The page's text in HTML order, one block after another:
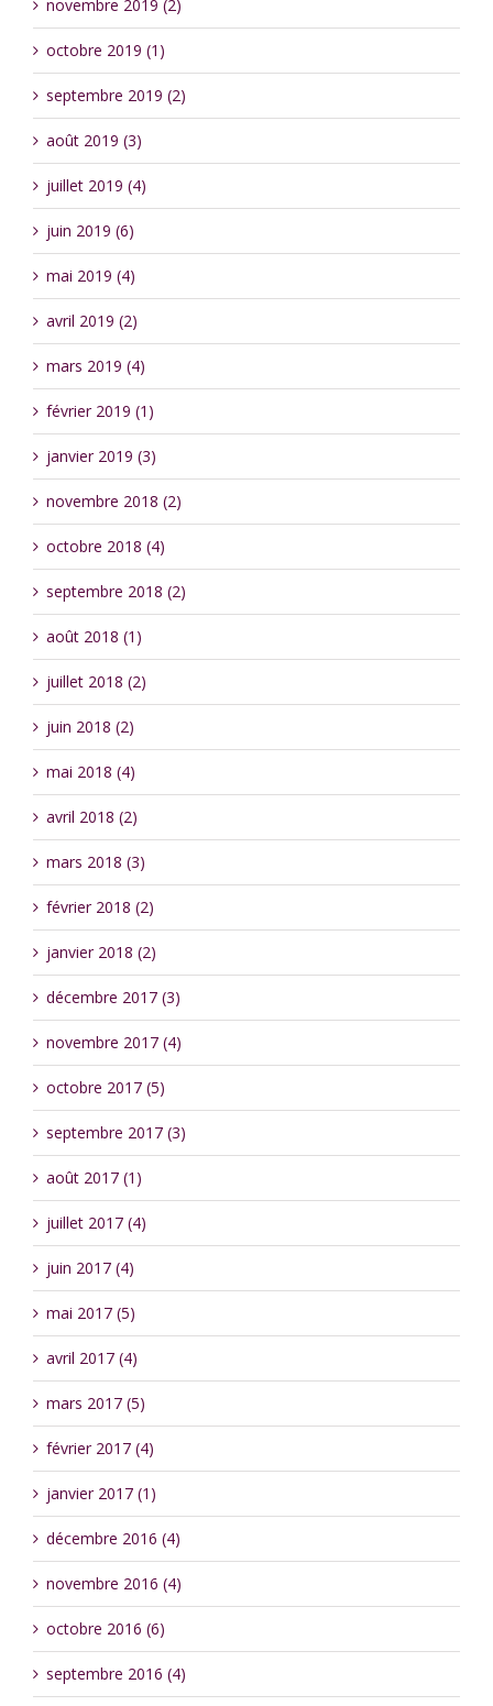
novembre 2019 (2)
octobre 2019 (1)
septembre 2019 (2)
août 2019 (3)
juillet 2019 (4)
juin 2019 (6)
mai 2019 (4)
avril 2019 (2)
mars 2019 (4)
février 2019 (1)
janvier 2019 (3)
novembre 2018 (2)
octobre 2018 (4)
septembre 2018 (2)
août 2018 (1)
juillet 2018 (2)
juin 2018 (2)
mai 2018 (4)
avril 2018 (2)
mars 2018 (3)
février 2018 (2)
janvier 2018 (2)
décembre 2017 (3)
novembre 2017 (4)
octobre 2017 (5)
septembre 2017 (3)
août 2017 (1)
juillet 2017 (4)
juin 2017 (4)
mai 2017 (5)
avril 2017 (4)
mars 2017 (5)
février 2017 (4)
janvier 2017 (1)
décembre 2016 (4)
novembre 2016 (4)
octobre 2016 (6)
septembre 2016 (4)